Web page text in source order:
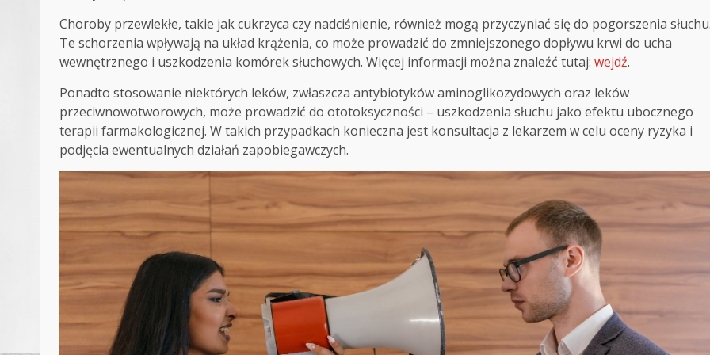
Choroby przewlekłe, takie jak cukrzyca czy nadciśnienie, również mogą przyczyniać się do pogorszenia
Te schorzenia wpływają na układ krążenia, co może prowadzić do zmniejszonego dopływu krwi do ucha
wewnętrznego i uszkodzenia komórek słuchowych. Więcej informacji można znaleźć tutaj: wejdź.
Ponadto stosowanie niektórych leków, zwłaszcza antybiotyków aminoglikozydowych oraz leków
przeciwnowotworowych, może prowadzić do ototoksyczności – uszkodzenia słuchu jako efektu ubocznego
terapii farmakologicznej. W takich przypadkach konieczna jest konsultacja z lekarzem w celu oceny ryzyka i
podjęcia ewentualnych działań zapobiegawczych.